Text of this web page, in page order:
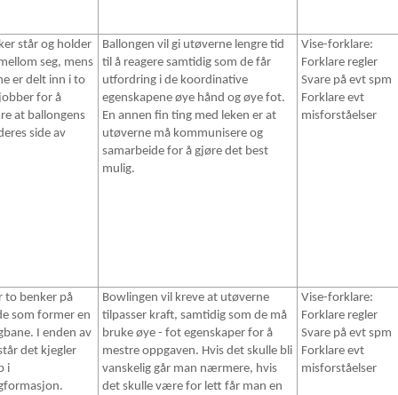
står og holder
seg, mens
er delt inn i to
for å
at ballongens
side av
Ballongen vil gi utøverne lengre tid
til å reagere samtidig som de får
utfordring i de koordinative
egenskapene øye hånd og øye fot.
En annen fin ting med leken er at
utøverne må kommunisere og
samarbeide for å gjøre det best
mulig.
Vise-forklare:
Forklare regler
Svare på evt spm
Forklare evt
misforståelser
to benker på
som former en
I enden av
det kjegler
i
Bowlingen vil kreve at utøverne
tilpasser kraft, samtidig som de må
bruke øye - fot egenskaper for å
mestre oppgaven. Hvis det skulle bli
vanskelig går man nærmere, hvis
det skulle være for lett får man en
Vise-forklare:
Forklare regler
Svare på evt spm
Forklare evt
misforståelser